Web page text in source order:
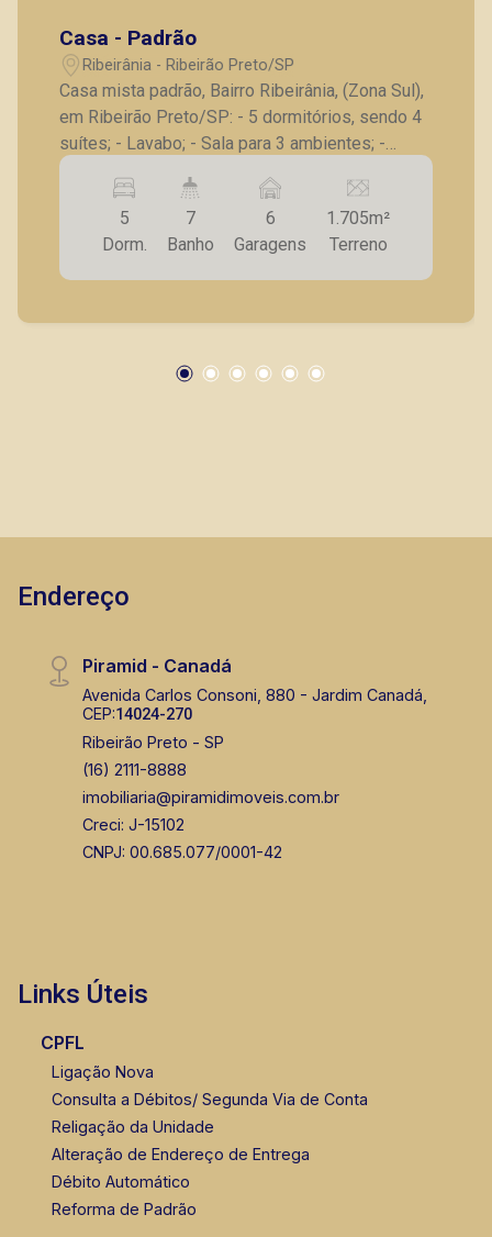
Casa - Padrão
Ribeirânia - Ribeirão Preto/SP
Casa mista padrão, Bairro Ribeirânia, (Zona Sul),
em Ribeirão Preto/SP: - 5 dormitórios, sendo 4
suítes; - Lavabo; - Sala para 3 ambientes; -
Escritório, - Copa; - Cozinha; - Despensa; - Área
de serviço; - Dependência de empregada, - Área
de lazer com piscina, churrasqueira e vestiário; -
Jardim; - Quintal; - Aquecedor solar; - 6 vagas
cobertas. Também temos imóveis no Nova
e apartamentos próximos a mercados,
localizados na Zona Sul.
5
Dorm.
7
Banho
6
Garagens
1.705m²
Terreno
Endereço
Piramid - Canadá
Avenida Carlos Consoni, 880 - Jardim Canadá,
CEP:14024-270
Ribeirão Preto - SP
(16) 2111-8888
imobiliaria@piramidimoveis.com.br
Creci: J-15102
CNPJ: 00.685.077/0001-42
Links Úteis
CPFL
Ligação Nova
Consulta a Débitos/ Segunda Via de Conta
Religação da Unidade
Alteração de Endereço de Entrega
Débito Automático
Reforma de Padrão